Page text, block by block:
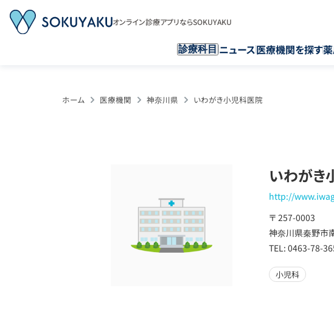
オンライン診療アプリならSOKUYAKU
診療科目 ニュース医療機関を探す
ホーム 医療機関 神奈川県 いわがき小児科医院
いわがき
http://
〒 257-0003
神奈川県秦野市
TEL: 0463-78-
小児科